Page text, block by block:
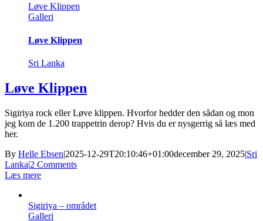
Løve Klippen
Galleri
Løve Klippen
Sri Lanka
Løve Klippen
Sigiriya rock eller Løve klippen. Hvorfor hedder den sådan og mon
jeg kom de 1.200 trappetrin derop? Hvis du er nysgerrig så læs med
her.
By Helle Ebsen|2025-12-29T20:10:46+01:00december 29, 2025|Sri
Lanka|2 Comments
Læs mere
Sigiriya – området
Galleri